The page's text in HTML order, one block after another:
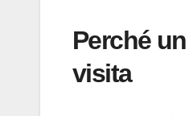
Perché
visita